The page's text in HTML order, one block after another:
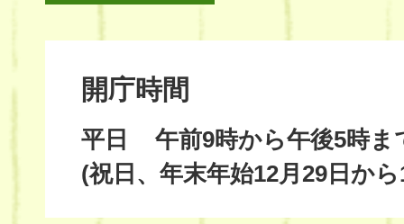
開庁時間
平日
午前9時から午後5時ま
(祝日、年末年始12月29日か